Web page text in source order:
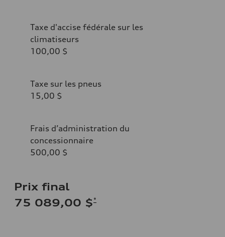
Taxe d'accise fédérale sur les
climatiseurs
100,00 $
Taxe sur les pneus
15,00 $
Frais d’administration du
concessionnaire
500,00 $
Prix final
75 089,00 $*